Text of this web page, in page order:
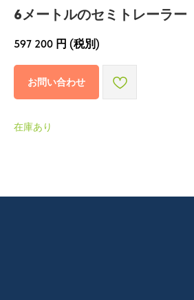
6メートルのセミトレーラー
597 200 円 (税別)
お問い合わせ
在庫あり